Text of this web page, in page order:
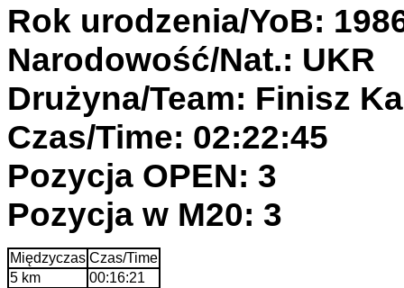
Rok urodzenia/YoB:
Narodowość/Nat.: UKR
Drużyna/Team: Finisz
Czas/Time: 02:22:45
Pozycja OPEN: 3
Pozycja w M20: 3
Międzyczas Czas/Time
5 km
00:16:21